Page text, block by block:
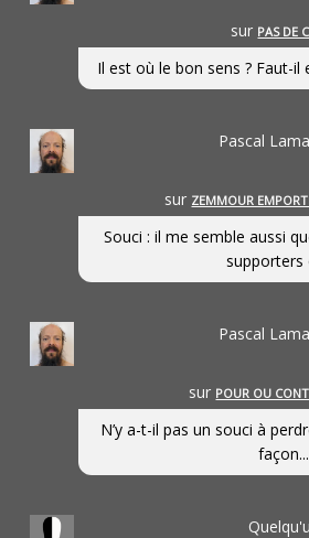
sur PAS DE
Il est où le bon sens ? Faut-il
Pascal
sur ZEMMOUR
Souci : il me semble aussi
supporters
Pascal
sur POUR OU
N’y a-t-il pas un souci à
façon...